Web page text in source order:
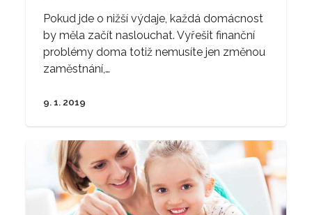
Pokud jde o nižší výdaje, každá domácnost
by měla začít naslouchat. Vyřešit finanční
problémy doma totiž nemusíte jen změnou
zaměstnání,…
9. 1. 2019